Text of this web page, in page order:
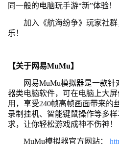
同一般的电脑玩手游“新”体验！
加入《航海纷争》玩家社
乐！
【关于网易MuMu】
网易MuMu模拟器是一款
器类电脑软件，可在电脑上大
用，享受240帧高帧画面带来的
录制挂机、智能键鼠操作等多
求，让你轻松游戏成神不伤神！
MuMu模拟器官方网站：